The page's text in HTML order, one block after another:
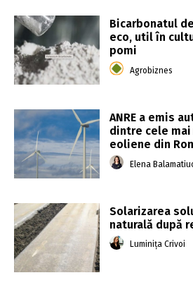
Bicarbonatul
eco, util în
pomi
Agrobiznes
ANRE a emis
dintre cele mai
eoliene din
Elena
Solarizarea
naturală după
Luminița Crivoi